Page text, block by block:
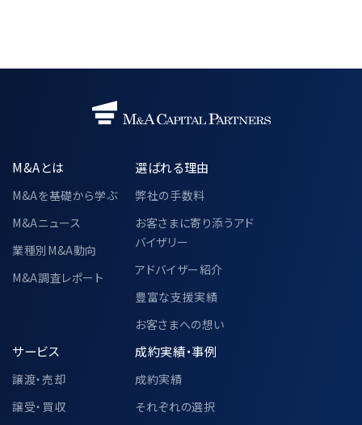
M&Aとは
M&Aを基礎から学ぶ
M&Aニュース
業種別M&A動向
M&A調査レポート
選ばれる理由
弊社の手数料
お客さまに寄り添うアド
バイザリー
アドバイザー紹介
豊富な支援実績
お客さまへの想い
サービス
譲渡・売却
譲受・買収
成約実績・事例
成約実績
それぞれの選択